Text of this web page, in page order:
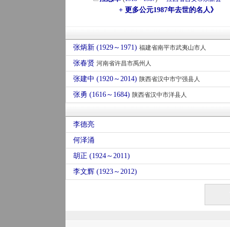
+ 更多公元1987年去世的名人》
张炳新 (1929～1971) 福建省南平市武夷山市人
张春贤 河南省许昌市禹州人
张建中 (1920～2014) 陕西省汉中市宁强县人
张勇 (1616～1684) 陕西省汉中市洋县人
李德亮
何泽涌
胡正 (1924～2011)
李文辉 (1923～2012)